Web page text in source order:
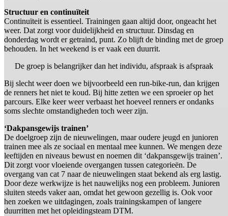
Structuur en continuïteit
Continuïteit is essentieel. Trainingen gaan altijd door, ongeacht het
weer. Dat zorgt voor duidelijkheid en structuur. Dinsdag en
donderdag wordt er getraind, punt. Zo blijft de binding met de groep
behouden. In het weekend is er vaak een duurrit.
De groep is belangrijker dan het individu, afspraak is afspraak
Bij slecht weer doen we bijvoorbeeld een run-bike-run, dan krijgen
de renners het niet te koud. Bij hitte zetten we een sproeier op het
parcours. Elke keer weer verbaast het hoeveel renners er ondanks
soms slechte omstandigheden toch weer zijn.
‘Dakpansgewijs trainen’
De doelgroep zijn de nieuwelingen, maar oudere jeugd en junioren
trainen mee als ze sociaal en mentaal mee kunnen. We mengen deze
leeftijden en niveaus bewust en noemen dit ‘dakpansgewijs trainen’.
Dit zorgt voor vloeiende overgangen tussen categorieën. De
overgang van cat 7 naar de nieuwelingen staat bekend als erg lastig.
Door deze werkwijze is het nauwelijks nog een probleem. Junioren
sluiten steeds vaker aan, omdat het gewoon gezellig is. Ook voor
hen zoeken we uitdagingen, zoals trainingskampen of langere
duurritten met het opleidingsteam DTM.